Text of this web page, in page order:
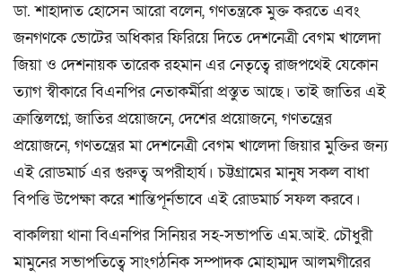
ডা. শাহাদাত হোসেন আরো বলেন, গণতন্ত্রকে মুক্ত করতে এবং
জনগণকে ভোটের অধিকার ফিরিয়ে দিতে দেশনেত্রী বেগম খালেদা
জিয়া ও দেশনায়ক তারেক রহমান এর নেতৃত্বে রাজপথেই যেকোন
ত্যাগ স্বীকারে বিএনপির নেতাকর্মীরা প্রস্তুত আছে। তাই জাতির এই
ক্রান্তিলগ্নে, জাতির প্রয়োজনে, দেশের প্রয়োজনে, গণতন্ত্রের
প্রয়োজনে, গণতন্ত্রের মা দেশনেত্রী বেগম খালেদা জিয়ার মুক্তির জন্য
এই রোডমার্চ এর গুরুত্ব অপরীহার্য। চট্টগ্রামের মানুষ সকল বাধা
বিপত্তি উপেক্ষা করে শান্তিপূর্নভাবে এই রোডমার্চ সফল করবে।
বাকলিয়া থানা বিএনপির সিনিয়র সহ-সভাপতি এম.আই. চৌধুরী
মামুনের সভাপতিত্বে সাংগঠনিক সম্পাদক মোহাম্মদ আলমগীরের